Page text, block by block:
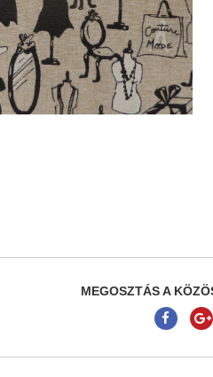
MEGOSZTÁS A